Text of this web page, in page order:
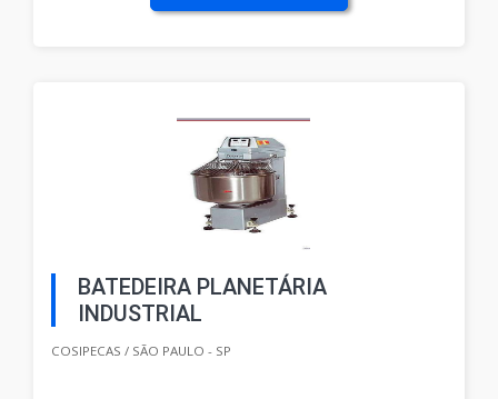
BATEDEIRA PLANETÁRIA
INDUSTRIAL
COSIPECAS / SÃO PAULO - SP